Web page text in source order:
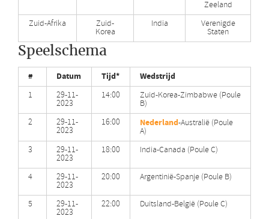
Zeeland
Zuid-Afrika
Zuid-
Korea
India Verenigde
Staten
Speelschema
# Datum Tijd* Wedstrijd
1 29-11-
2023
14:00 Zuid-Korea-Zimbabwe (Poule
B)
2
29-11-
2023
16:00 Nederland-Australië (Poule
A)
3
29-11-
2023
18:00 India-Canada (Poule C)
4 29-11-
2023
20:00 Argentinië-Spanje (Poule B)
5 29-11-
2023
22:00 Duitsland-België (Poule C)